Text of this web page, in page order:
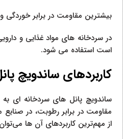
بیشترین مقاومت در برابر خوردگی و
در سردخانه‌ های مواد غذایی و
است استفاده می‌ شود.
کاربردهای ساندویچ
ساندویچ پانل‌ های سردخانه‌ ای به‌
مقاومت در برابر رطوبت، در صنایع
از مهم‌ترین کاربردهای آن‌ ها می‌توان